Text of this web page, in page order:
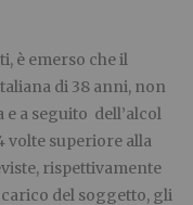
è emerso che il
di 38 anni, non
a seguito dell’alcol
volte superiore alla
rispettivamente
del soggetto, gli